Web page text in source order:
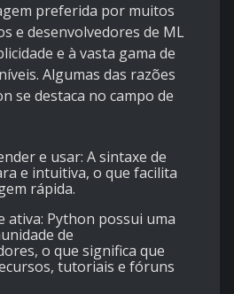
preferida por muitos
e desenvolvedores de ML
e à vasta gama de
Algumas das razões
se destaca no campo de
e usar: A sintaxe de
e intuitiva, o que facilita
rápida.
ativa: Python possui uma
de
o que significa que
tutoriais e fóruns